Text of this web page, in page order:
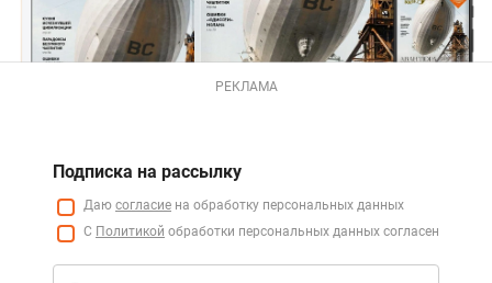
РЕКЛАМА
Подписка на рассылку
Даю согласие на обработку персональных данных
С Политикой обработки персональных данных согласен